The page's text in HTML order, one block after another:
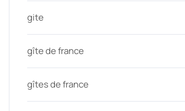
gite
gîte de france
gîtes de france